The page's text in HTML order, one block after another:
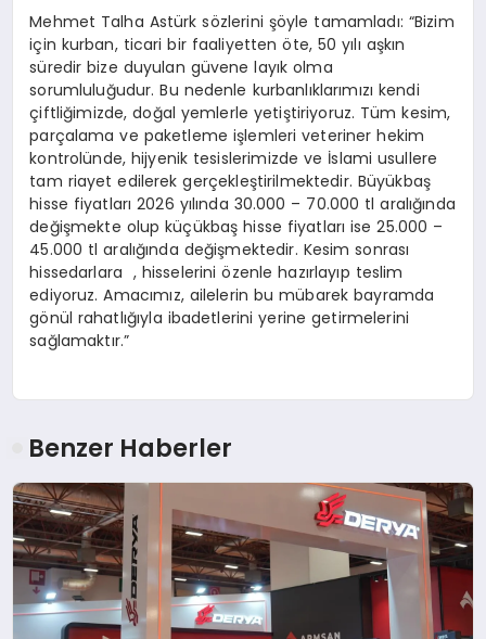
Mehmet Talha Astürk sözlerini şöyle tamamladı: “Bizim
için kurban, ticari bir faaliyetten öte, 50 yılı aşkın
süredir bize duyulan güvene layık olma
sorumluluğudur. Bu nedenle kurbanlıklarımızı kendi
çiftliğimizde, doğal yemlerle yetiştiriyoruz. Tüm kesim,
parçalama ve paketleme işlemleri veteriner hekim
kontrolünde, hijyenik tesislerimizde ve İslami usullere
tam riayet edilerek gerçekleştirilmektedir. Büyükbaş
hisse fiyatları 2026 yılında 30.000 – 70.000 tl aralığında
değişmekte olup küçükbaş hisse fiyatları ise 25.000 –
45.000 tl aralığında değişmektedir. Kesim sonrası
hissedarlara , hisselerini özenle hazırlayıp teslim
ediyoruz. Amacımız, ailelerin bu mübarek bayramda
gönül rahatlığıyla ibadetlerini yerine getirmelerini
sağlamaktır.”
Benzer Haberler